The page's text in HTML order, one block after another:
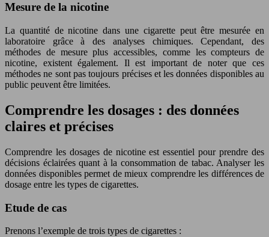
Mesure de la nicotine
La quantité de nicotine dans une cigarette peut être mesurée en
laboratoire grâce à des analyses chimiques. Cependant, des
méthodes de mesure plus accessibles, comme les compteurs de
nicotine, existent également. Il est important de noter que ces
méthodes ne sont pas toujours précises et les données disponibles au
public peuvent être limitées.
Comprendre les dosages : des données
claires et précises
Comprendre les dosages de nicotine est essentiel pour prendre des
décisions éclairées quant à la consommation de tabac. Analyser les
données disponibles permet de mieux comprendre les différences de
dosage entre les types de cigarettes.
Etude de cas
Prenons l’exemple de trois types de cigarettes :